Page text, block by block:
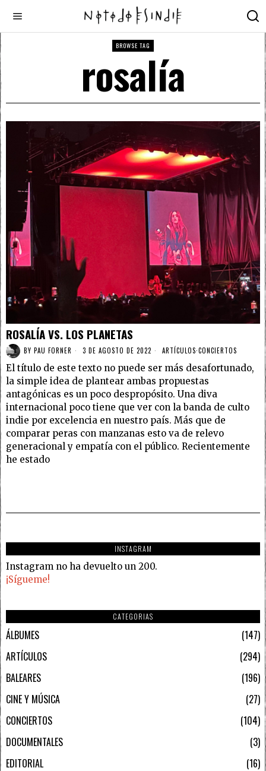
BROWSE TAG
rosalía
ROSALÍA VS. LOS PLANETAS
BY PAU FORNER 3 DE AGOSTO DE 2022 ARTÍCULOS·CONCIERTOS
El título de este texto no puede ser más desafortunado,
la simple idea de plantear ambas propuestas
antagónicas es un poco despropósito. Una diva
internacional poco tiene que ver con la banda de culto
indie por excelencia en nuestro país. Más que de
comparar peras con manzanas esto va de relevo
generacional y empatía con el público. Recientemente
he estado
INSTAGRAM
Instagram no ha devuelto un 200.
¡Sígueme!
CATEGORIAS
ÁLBUMES
147
ARTÍCULOS
294
BALEARES
196
CINE Y MÚSICA
27
CONCIERTOS
104
DOCUMENTALES
3
EDITORIAL
16